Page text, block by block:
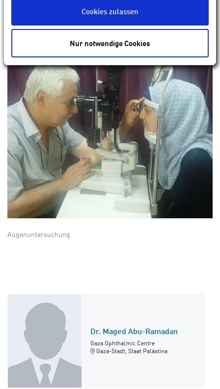
Cookies zulassen
Nur notwendige Cookies
Augenuntersuchung
Dr. Maged Abu-Ramadan
Gaza Ophthalmic Centre
Gaza-Stadt, Staat Palästina